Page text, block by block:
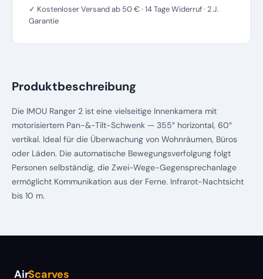
✓ Kostenloser Versand ab 50 € · 14 Tage Widerruf · 2 J.
Garantie
Produktbeschreibung
Die IMOU Ranger 2 ist eine vielseitige Innenkamera mit
motorisiertem Pan-&-Tilt-Schwenk — 355° horizontal, 60°
vertikal. Ideal für die Überwachung von Wohnräumen, Büros
oder Läden. Die automatische Bewegungsverfolgung folgt
Personen selbständig, die Zwei-Wege-Gegensprechanlage
ermöglicht Kommunikation aus der Ferne. Infrarot-Nachtsicht
bis 10 m.
AirScarves